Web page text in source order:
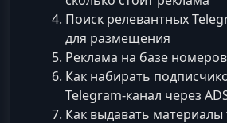
Поиск релевантных
для размещения
Реклама на базе
Как набирать
Telegram‑канал через
Как выдавать материалы